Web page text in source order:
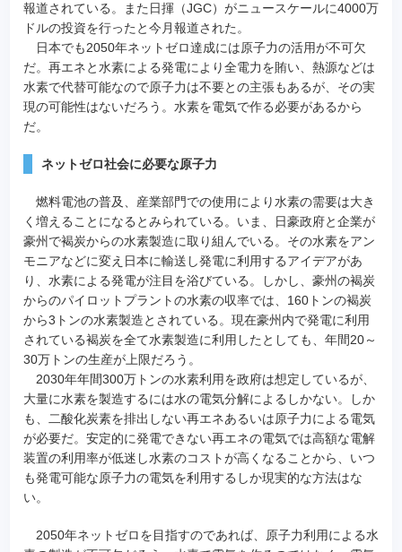
報道されている。また日揮（JGC）がニュースケールに4000万
ドルの投資を行ったと今月報道された。
日本でも2050年ネットゼロ達成には原子力の活用が不可欠
だ。再エネと水素による発電により全電力を賄い、熱源などは
水素で代替可能なので原子力は不要との主張もあるが、その実
現の可能性はないだろう。水素を電気で作る必要があるから
だ。
ネットゼロ社会に必要な原子力
燃料電池の普及、産業部門での使用により水素の需要は大き
く増えることになるとみられている。いま、日豪政府と企業が
豪州で褐炭からの水素製造に取り組んでいる。その水素をアン
モニアなどに変え日本に輸送し発電に利用するアイデアがあ
り、水素による発電が注目を浴びている。しかし、豪州の褐炭
からのパイロットプラントの水素の収率では、160トンの褐炭
から3トンの水素製造とされている。現在豪州内で発電に利用
されている褐炭を全て水素製造に利用したとしても、年間20～
30万トンの生産が上限だろう。
2030年年間300万トンの水素利用を政府は想定しているが、
大量に水素を製造するには水の電気分解によるしかない。しか
も、二酸化炭素を排出しない再エネあるいは原子力による電気
が必要だ。安定的に発電できない再エネの電気では高額な電解
装置の利用率が低迷し水素のコストが高くなることから、いつ
も発電可能な原子力の電気を利用するしか現実的な方法はな
い。
2050年ネットゼロを目指すのであれば、原子力利用による水